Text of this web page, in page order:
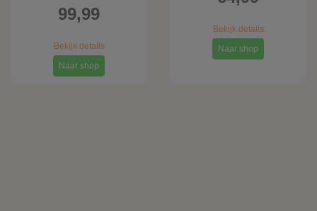
99,99
Bekijk details
Naar shop
Bekijk details
Naar shop